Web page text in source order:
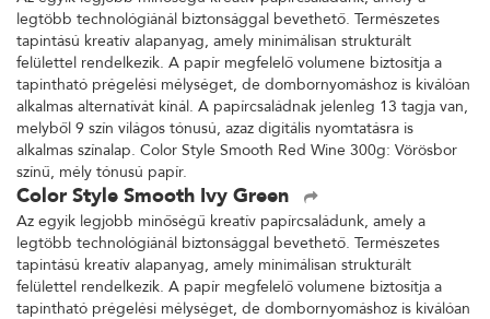
legtöbb technológiánál biztonsággal bevethető. Természetes
tapintású kreatív alapanyag, amely minimálisan strukturált
felülettel rendelkezik. A papír megfelelő volumene biztosítja a
tapintható prégelési mélységet, de dombornyomáshoz is kiválóan
alkalmas alternatívát kínál. A papírcsaládnak jelenleg 13 tagja van,
melyből 9 szín világos tónusú, azaz digitális nyomtatásra is
alkalmas színalap. Color Style Smooth Red Wine 300g: Vörösbor
színű, mély tónusú papír.
Color Style Smooth Ivy Green
Az egyik legjobb minőségű kreatív papírcsaládunk, amely a
legtöbb technológiánál biztonsággal bevethető. Természetes
tapintású kreatív alapanyag, amely minimálisan strukturált
felülettel rendelkezik. A papír megfelelő volumene biztosítja a
tapintható prégelési mélységet, de dombornyomáshoz is kiválóan